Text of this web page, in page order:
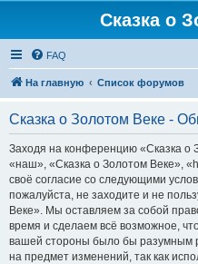
Сказка о
FAQ
На главную Список форумов
Сказка о Золотом Веке -
Заходя на конференцию «Сказка
«наш», «Сказка о Золотом Веке»,
своё согласие со следующими
пожалуйста, не заходите и не
Веке». Мы оставляем за собой
время и сделаем всё возможное,
вашей стороны было бы разумным
на предмет изменений, так как